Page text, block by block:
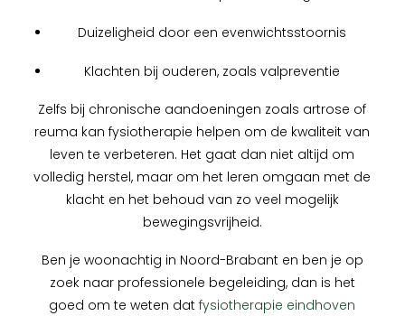
Duizeligheid door een evenwichtsstoornis
Klachten bij ouderen, zoals valpreventie
Zelfs bij chronische aandoeningen zoals artrose of
reuma kan fysiotherapie helpen om de kwaliteit van
leven te verbeteren. Het gaat dan niet altijd om
volledig herstel, maar om het leren omgaan met de
klacht en het behoud van zo veel mogelijk
bewegingsvrijheid.
Ben je woonachtig in Noord-Brabant en ben je op
zoek naar professionele begeleiding, dan is het
goed om te weten datfysiotherapie eindhoven